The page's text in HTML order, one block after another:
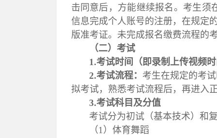
击同意后，方能继续报名。考生须
信息完成个人账号的注册，在规定
版准考证。未完成报名缴费流程的
（二）考试
1.考试时间（即录制上传视频
2.考试流程： 考生在规定的考
拟考试， 熟悉考试流程后， 再进入
3.考试科目及分值
考试分为初试（基本技术）和
（1）体育舞蹈